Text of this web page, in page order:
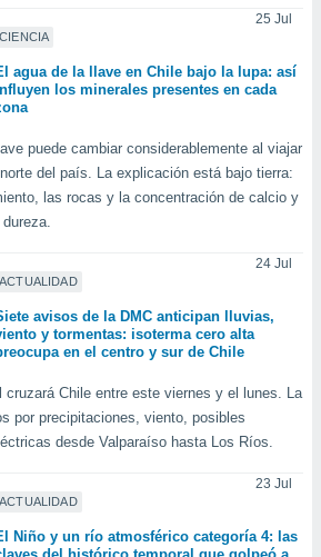
CIENCIA
25 Jul
agua de la llave en Chile bajo la lupa: así
los minerales presentes en cada
puede cambiar considerablemente al viajar
del país. La explicación está bajo tierra:
las rocas y la concentración de calcio y
ACTUALIDAD
24 Jul
avisos de la DMC anticipan lluvias,
y tormentas: isoterma cero alta
en el centro y sur de Chile
cruzará Chile entre este viernes y el lunes. La
por precipitaciones, viento, posibles
desde Valparaíso hasta Los Ríos.
ACTUALIDAD
23 Jul
Niño y un río atmosférico categoría 4: las